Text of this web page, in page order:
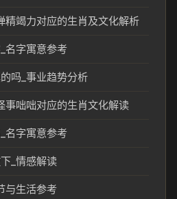
精竭力对应的生肖及文化解析
名字寓意参考
吗_事业趋势分析
事咄咄对应的生肖文化解读
名字寓意参考
_情感解读
与生活参考